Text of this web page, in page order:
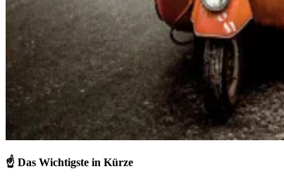
☝️ Das Wichtigste in Kürze